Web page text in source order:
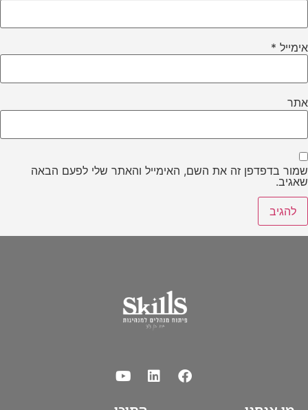
אימייל *
אתר
שמור בדפדפן זה את השם, האימייל והאתר שלי לפעם הבאה
שאגיב.